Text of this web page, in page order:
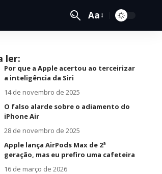
Aa
ler:
Por que a Apple acertou ao terceirizar
a inteligência da Siri
14 de novembro de 2025
O falso alarde sobre o adiamento do
iPhone Air
28 de novembro de 2025
Apple lança AirPods Max de 2ª
geração, mas eu prefiro uma cafeteira
16 de março de 2026